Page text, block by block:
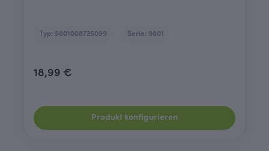
Typ: 9801008725099 Serie: 9801
18,99 €
Produkt konfigurieren